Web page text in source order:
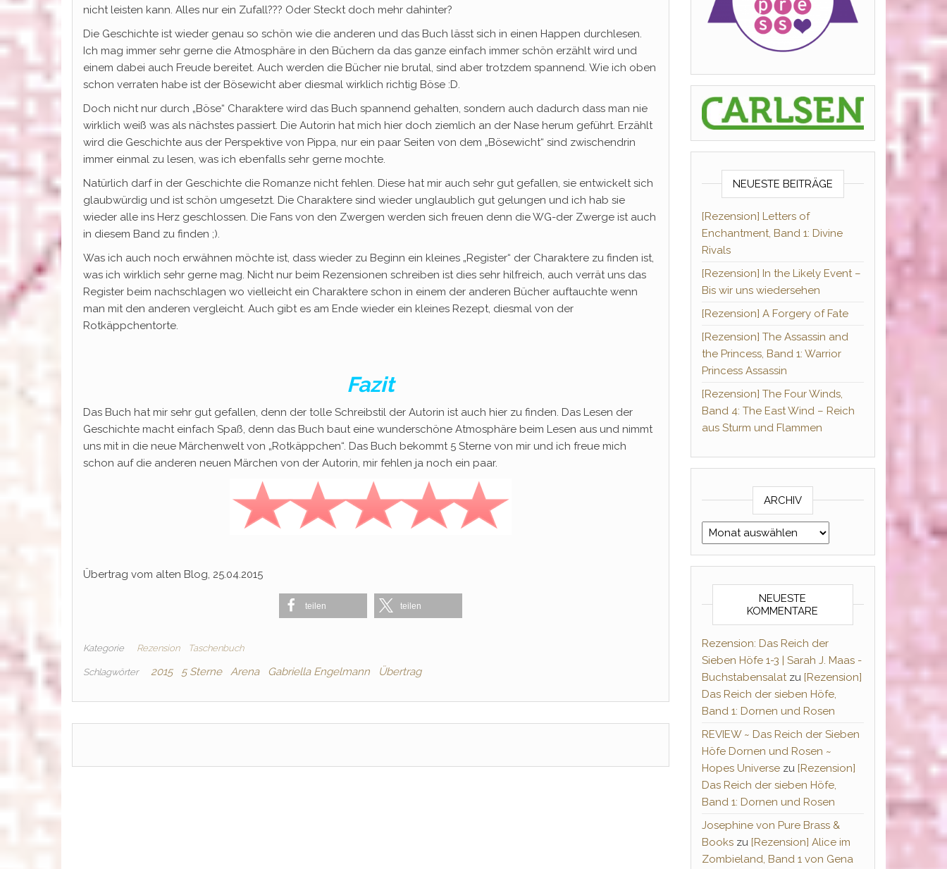
nicht leisten kann. Alles nur ein Zufall??? Oder Steckt doch mehr dahinter?
Die Geschichte ist wieder genau so schön wie die anderen und das Buch lässt sich in einen Happen durchlesen.
Ich mag immer sehr gerne die Atmosphäre in den Büchern da das ganze einfach immer schön erzählt wird und
einem dabei auch Freude bereitet. Auch werden die Bücher nie brutal, sind aber trotzdem spannend. Wie ich oben
schon verraten habe ist der Bösewicht aber diesmal wirklich richtig Böse :D.
Doch nicht nur durch „Böse“ Charaktere wird das Buch spannend gehalten, sondern auch dadurch dass man nie
wirklich weiß was als nächstes passiert. Die Autorin hat mich hier doch ziemlich an der Nase herum geführt. Erzählt
wird die Geschichte aus der Perspektive von Pippa, nur ein paar Seiten von dem „Bösewicht“ sind zwischendrin
immer einmal zu lesen, was ich ebenfalls sehr gerne mochte.
Natürlich darf in der Geschichte die Romanze nicht fehlen. Diese hat mir auch sehr gut gefallen, sie entwickelt sich
glaubwürdig und ist schön umgesetzt. Die Charaktere sind wieder unglaublich gut gelungen und ich hab sie
wieder alle ins Herz geschlossen. Die Fans von den Zwergen werden sich freuen denn die WG-der Zwerge ist auch
in diesem Band zu finden ;).
Was ich auch noch erwähnen möchte ist, dass wieder zu Beginn ein kleines „Register“ der Charaktere zu finden ist,
was ich wirklich sehr gerne mag. Nicht nur beim Rezensionen schreiben ist dies sehr hilfreich, auch verrät uns das
Register beim nachschlagen wo vielleicht ein Charaktere schon in einem der anderen Bücher auftauchte wenn
man mit den anderen vergleicht. Auch gibt es am Ende wieder ein kleines Rezept, diesmal von der
Rotkäppchentorte.
Fazit
Das Buch hat mir sehr gut gefallen, denn der tolle Schreibstil der Autorin ist auch hier zu finden. Das Lesen der
Geschichte macht einfach Spaß, denn das Buch baut eine wunderschöne Atmosphäre beim Lesen aus und nimmt
uns mit in die neue Märchenwelt von „Rotkäppchen“. Das Buch bekommt 5 Sterne von mir und ich freue mich
schon auf die anderen neuen Märchen von der Autorin, mir fehlen ja noch ein paar.
Übertrag vom alten Blog, 25.04.2015
teilen teilen
Kategorie Rezension Taschenbuch
Schlagwörter 2015 5 Sterne Arena Gabriella Engelmann Übertrag
NEUESTE BEITRÄGE
[Rezension] Letters of
Enchantment, Band 1: Divine
Rivals
[Rezension] In the Likely Event –
Bis wir uns wiedersehen
[Rezension] A Forgery of Fate
[Rezension] The Assassin and
the Princess, Band 1: Warrior
Princess Assassin
[Rezension] The Four Winds,
Band 4: The East Wind – Reich
aus Sturm und Flammen
ARCHIV
Archiv
NEUESTE
KOMMENTARE
Rezension: Das Reich der
Sieben Höfe 1-3 | Sarah J. Maas -
Buchstabensalatzu [Rezension]
Das Reich der sieben Höfe,
Band 1: Dornen und Rosen
REVIEW ~ Das Reich der Sieben
Höfe Dornen und Rosen ~
Hopes Universezu [Rezension]
Das Reich der sieben Höfe,
Band 1: Dornen und Rosen
Josephine von Pure Brass &
Bookszu [Rezension] Alice im
Zombieland, Band 1 von Gena